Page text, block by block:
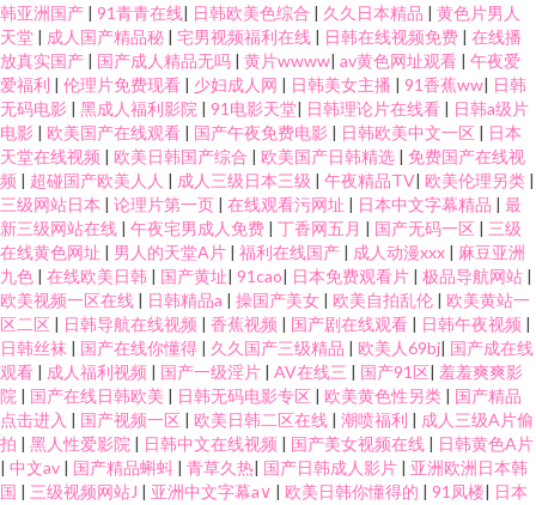
韩亚洲国产 | 91青青在线| 日韩欧美色综合 | 久久日本精品 | 黄色片男人
天堂 | 成人国产精品秘 | 宅男视频福利在线 | 日韩在线视频免费 | 在线播
放真实国产 | 国产成人精品无吗 | 黄片wwww| av黄色网址观看 | 午夜爱
爱福利 | 伦理片免费现看 | 少妇成人网 | 日韩美女主播 | 91香蕉ww| 日韩
无码电影 | 黑成人福利影院 | 91电影天堂| 日韩理论片在线看 | 日韩a级片
电影 | 欧美国产在线观看 | 国产午夜免费电影 | 日韩欧美中文一区 | 日本
天堂在线视频 | 欧美日韩国产综合 | 欧美国产日韩精选 | 免费国产在线视
频 | 超碰国产欧美人人 | 成人三级日本三级 | 午夜精品TV| 欧美伦理另类 |
三级网站日本 | 论理片第一页 | 在线观看污网址 | 日本中文字幕精品 | 最
新三级网站在线 | 午夜宅男成人免费 | 丁香网五月 | 国产无码一区 | 三级
在线黄色网址 | 男人的天堂A片 | 福利在线国产 | 成人动漫xxx | 麻豆亚洲
九色 | 在线欧美日韩 | 国产黄址| 91cao| 日本免费观看片 | 极品导航网站 |
欧美视频一区在线 | 日韩精品a | 操国产美女 | 欧美自拍乱伦 | 欧美黄站一
区二区 | 日韩导航在线视频 | 香蕉视频 | 国产剧在线观看 | 日韩午夜视频 |
日韩丝袜 | 国产在线你懂得 | 久久国产三级精品 | 欧美人69bj| 国产成在线
观看 | 成人福利视频 | 国产一级淫片 | AV在线三 | 国产91区| 羞羞爽爽影
院 | 国产在线日韩欧美 | 日韩无码电影专区 | 欧美黄色性另类 | 国产精品
点击进入 | 国产视频一区 | 欧美日韩二区在线 | 潮喷福利 | 成人三级A片偷
拍 | 黑人性爱影院 | 日韩中文在线视频 | 国产美女视频在线 | 日韩黄色A片
| 中文av | 国产精品蝌蚪 | 青草久热| 国产日韩成人影片 | 亚洲欧洲日本韩
国 | 三级视频网站J | 亚洲中文字幕a∨ | 欧美日韩你懂得的 | 91凤楼| 日本